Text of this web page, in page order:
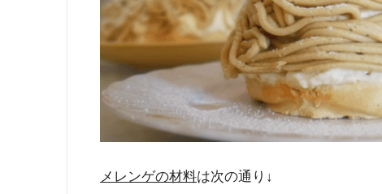
メレンゲの材料は次の通り↓